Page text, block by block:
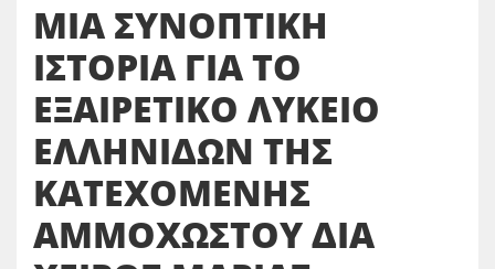
ΜΙΑ ΣΥΝΟΠΤΙΚΗ
ΙΣΤΟΡΙΑ ΓΙΑ ΤΟ
ΕΞΑΙΡΕΤΙΚΟ ΛΥΚΕΙΟ
ΕΛΛΗΝΙΔΩΝ ΤΗΣ
ΚΑΤΕΧΟΜΕΝΗΣ
ΑΜΜΟΧΩΣΤΟΥ ΔΙΑ